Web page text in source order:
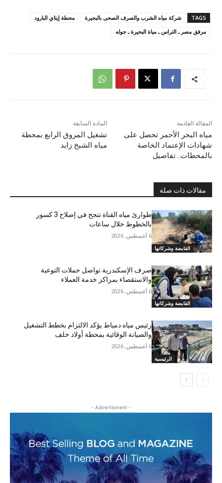
TAGS شركة مياه الشرب والصرف الصحى بالبحيرة
محطة إيتاي البارود
مرفق مصر ـ التراس ـ مياة البحيرة ـ جوله
المادة السابقة
تشغيل المروق الرابع بمحطة
مياه الشيخ زايد
المقالة القادمة
مياه البحر الأحمر تحصل على
شهادات الإعتماد الخاصة
بالمحطات.. تفاصيل
مقالات ذات صلة
القابضة وشركاتها
طوارئ مياه القناة تنجح في إصلاح 3 كسور
بالخطوط خلال ساعات
6 أغسطس, 2026
القابضة وشركاتها
صرف الإسكندرية تواصل حملات التوعية
والاستقصاء بمراكز خدمة العملاء
6 أغسطس, 2026
الرئيسية
رئيس مياه دمياط يؤكد الالتزام بخطط التشغيل
والصيانة الوقائية بمحطة أولاد خلف
6 أغسطس, 2026
- Advertisment -